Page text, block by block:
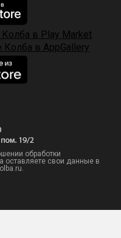
обработки
оставляете свои данные в